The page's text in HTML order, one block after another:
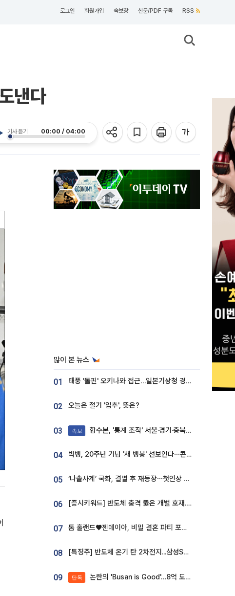
로그인 회원가입 속보창 신문/PDF 구독 RSS
낸다
기사 듣기 00:00 / 04:00
많이 본 뉴스
01 태풍 '돌핀' 오키나와 접근…일본기상청 경로 업데이트
02 오늘은 절기 '입추', 뜻은?
03 속보 합수본, '통계 조작' 서울·경기·충북 선관위 등 추가 압수수색
04 빅뱅, 20주년 기념 '새 뱅봉' 선보인다⋯콘서트 앞두고 팝업 개최
05 ‘나솔사계’ 국화, 결별 후 재등장⋯첫인상 투표 휩쓸고 ‘인기녀’ 등극
06 [증시키워드] 반도체 충격 뚫은 개별 호재...포스코퓨처엠·에코프로·한화솔루션 '눈길'
07 톰 홀랜드♥젠데이아, 비밀 결혼 파티 포착⋯호텔 대관비만 9억
08 [특징주] 반도체 온기 탄 2차전지...삼성SDI, 장 초반 7% 넘게 껑충
09 단독 논란의 'Busan is Good'…8억 도시브랜드, 용산 대통령실 CI 업체가 수행